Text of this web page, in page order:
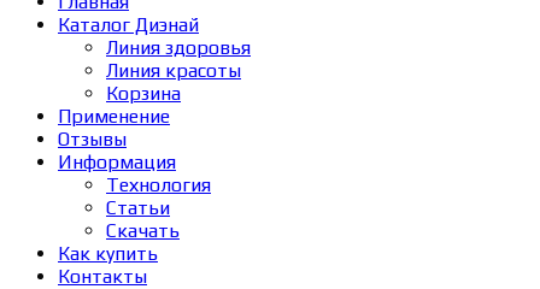
Каталог Диэнай
Линия здоровья
Линия красоты
Корзина
Применение
Отзывы
Информация
Технология
Статьи
Скачать
Как купить
Контакты